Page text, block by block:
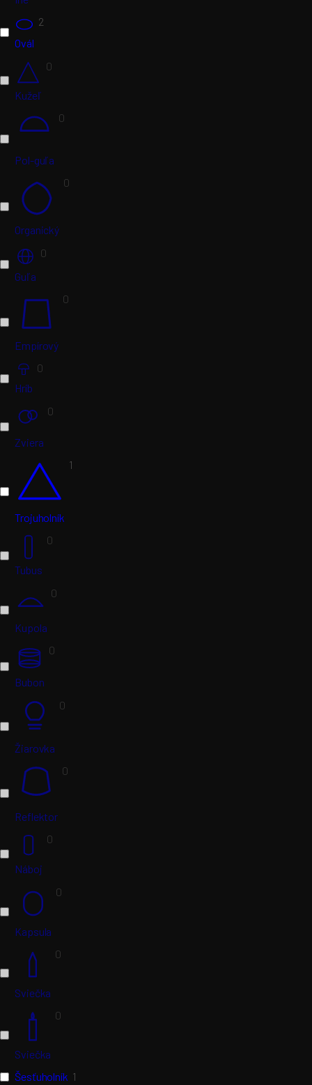
Ovál
2
Kužeľ
0
Pol-guľa
0
Organický
0
Guľa
0
Empírový
0
Hríb
0
Zviera
0
Trojuholník
1
Tubus
0
Kupola
0
Bubon
0
Žiarovka
0
Reflektor
0
Náboj
0
Kapsula
0
Sviečka
0
Sviečka
0
Šesťuholník 1